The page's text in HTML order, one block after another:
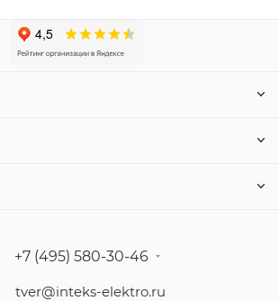
+7 (495) 580-30-46
tver@inteks-elektro.ru